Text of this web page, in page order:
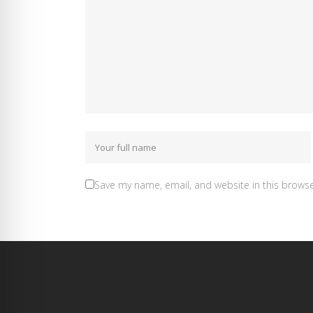
Save my name, email, and website in this